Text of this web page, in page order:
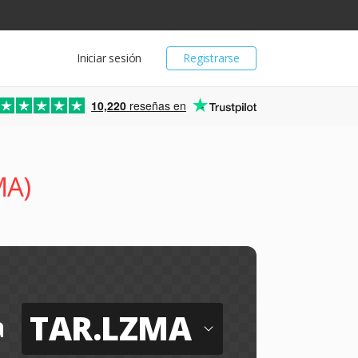
Registrarse
Iniciar sesión
10,220 reseñas en
TAR.LZMA